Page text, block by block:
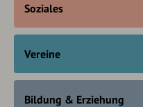
Soziales
Vereine
Bildung & Erziehung